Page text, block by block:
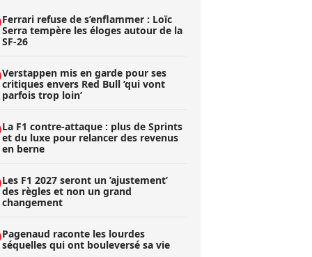
Ferrari refuse de s’enflammer : Loïc
Serra tempère les éloges autour de la
SF-26
Verstappen mis en garde pour ses
critiques envers Red Bull ’qui vont
parfois trop loin’
La F1 contre-attaque : plus de Sprints
et du luxe pour relancer des revenus
en berne
Les F1 2027 seront un ’ajustement’
des règles et non un grand
changement
Pagenaud raconte les lourdes
séquelles qui ont bouleversé sa vie